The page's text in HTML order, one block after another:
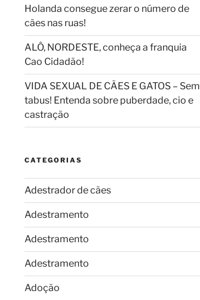
Holanda consegue zerar o número de
cães nas ruas!
ALÔ, NORDESTE, conheça a franquia
Cao Cidadão!
VIDA SEXUAL DE CÃES E GATOS – Sem
tabus! Entenda sobre puberdade, cio e
castração
CATEGORIAS
Adestrador de cães
Adestramento
Adestramento
Adestramento
Adoção